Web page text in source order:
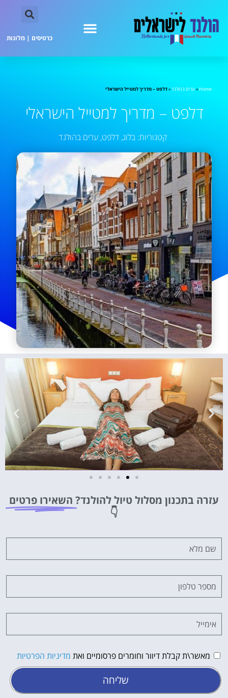
כרטיסים | מלונות
Home
» ערים בהולנד»דלפט – מדריך למטייל הישראלי
דלפט – מדריך למטייל הישראלי
קטגוריות: בלוג, דלפט, ערים בהולנד
מציאת מלון
לחצו
עזרה בתכנון מסלול טיול להולנד? השאירו פרטים
👇
מאשר\ת קבלת דיוור וחומרים פרסומיים ואת מדיניות הפרטיות
שליחה